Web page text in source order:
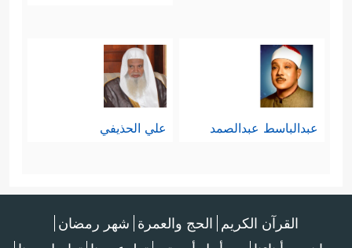
عبدالباسط عبدالصمد علي الحذيفي
القرآن الكريم الحج والعمرة شهر رمضان